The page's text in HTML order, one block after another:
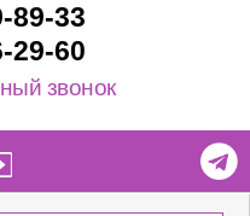
89-33
29-60
звонок